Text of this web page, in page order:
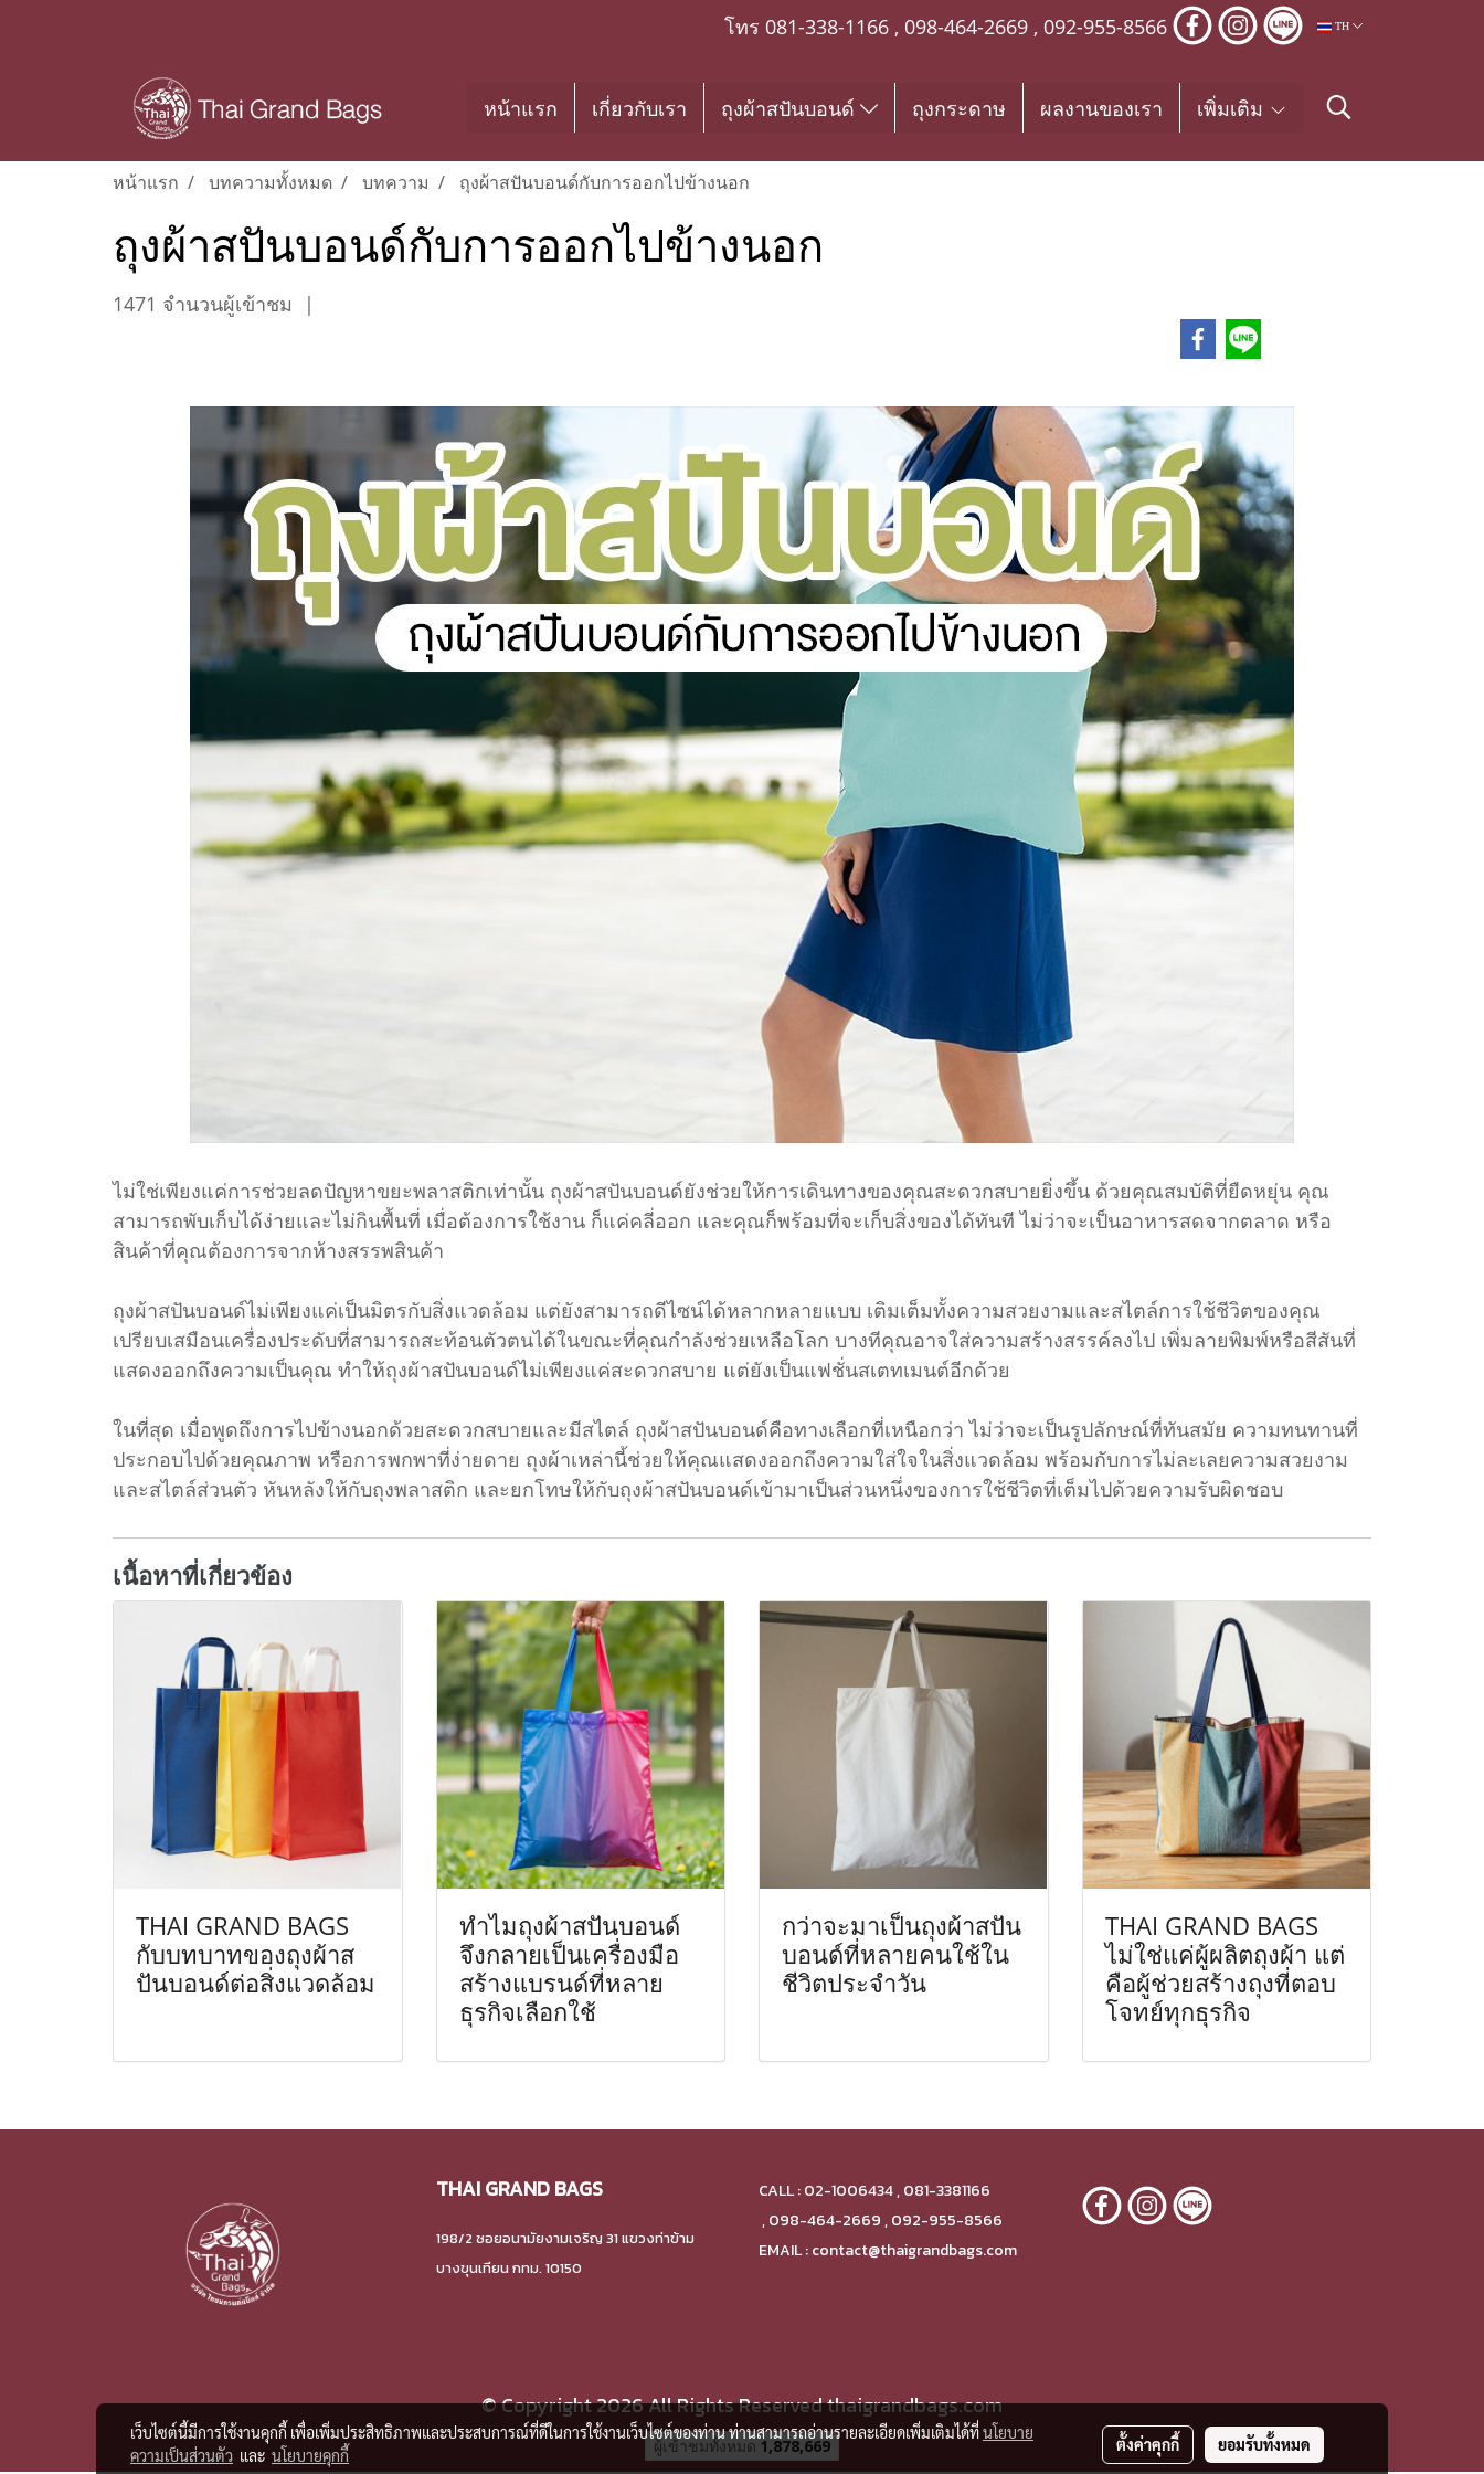
โทร 081-338-1166, 098-464-2669, 092-955-8566 TH
หน้าแรก เกี่ยวกับเรา ถุงผ้าสปันบอนด์ ถุงกระดาษ ผลงานของเรา เพิ่มเติม
หน้าแรก บทความทั้งหมด บทความ ถุงผ้าสปันบอนด์กับการออกไปข้างนอก
ถุงผ้าสปันบอนด์กับการออกไปข้างนอก
1471 จำนวนผู้เข้าชม |
ไม่ใช่เพียงแค่การช่วยลดปัญหาขยะพลาสติกเท่านั้น ถุงผ้าสปันบอนด์ยังช่วยให้การเดินทางของคุณสะดวกสบายยิ่งขึ้น ด้วยคุณสมบัติที่ยืดหยุ่น คุณ
สามารถพับเก็บได้ง่ายและไม่กินพื้นที่ เมื่อต้องการใช้งาน ก็แค่คลี่ออก และคุณก็พร้อมที่จะเก็บสิ่งของได้ทันที ไม่ว่าจะเป็นอาหารสดจากตลาด หรือ
สินค้าที่คุณต้องการจากห้างสรรพสินค้า
ถุงผ้าสปันบอนด์ไม่เพียงแค่เป็นมิตรกับสิ่งแวดล้อม แต่ยังสามารถดีไซน์ได้หลากหลายแบบ เติมเต็มทั้งความสวยงามและสไตล์การใช้ชีวิตของคุณ
เปรียบเสมือนเครื่องประดับที่สามารถสะท้อนตัวตนได้ในขณะที่คุณกำลังช่วยเหลือโลก บางทีคุณอาจใส่ความสร้างสรรค์ลงไป เพิ่มลายพิมพ์หรือสีสันที่
แสดงออกถึงความเป็นคุณ ทำให้ถุงผ้าสปันบอนด์ไม่เพียงแค่สะดวกสบาย แต่ยังเป็นแฟชั่นสเตทเมนต์อีกด้วย
ในที่สุด เมื่อพูดถึงการไปข้างนอกด้วยสะดวกสบายและมีสไตล์ ถุงผ้าสปันบอนด์คือทางเลือกที่เหนือกว่า ไม่ว่าจะเป็นรูปลักษณ์ที่ทันสมัย ความทนทานที่
ประกอบไปด้วยคุณภาพ หรือการพกพาที่ง่ายดาย ถุงผ้าเหล่านี้ช่วยให้คุณแสดงออกถึงความใส่ใจในสิ่งแวดล้อม พร้อมกับการไม่ละเลยความสวยงาม
และสไตล์ส่วนตัว หันหลังให้กับถุงพลาสติก และยกโทษให้กับถุงผ้าสปันบอนด์เข้ามาเป็นส่วนหนึ่งของการใช้ชีวิตที่เต็มไปด้วยความรับผิดชอบ
เนื้อหาที่เกี่ยวข้อง
THAI GRAND BAGS
กับบทบาทของถุงผ้าส
ปันบอนด์ต่อสิ่งแวดล้อม
ทำไมถุงผ้าสปันบอนด์
จึงกลายเป็นเครื่องมือ
สร้างแบรนด์ที่หลาย
ธุรกิจเลือกใช้
กว่าจะมาเป็นถุงผ้าสปัน
บอนด์ที่หลายคนใช้ใน
ชีวิตประจำวัน
THAI GRAND BAGS
ไม่ใช่แค่ผู้ผลิตถุงผ้า แต่
คือผู้ช่วยสร้างถุงที่ตอบ
โจทย์ทุกธุรกิจ
THAI GRAND BAGS
198/2 ซอยอนามัยงามเจริญ 31 แขวงท่าข้าม
บางขุนเทียน กทม. 10150
CALL : 02-1006434 , 081-3381166
,098-464-2669 , 092-955-8566
EMAIL : contact@thaigrandbags.com
© Copyright 2026 All Rights Reserved thaigrandbags.com
ผู้เข้าชมวันนี้ 1
เว็บไซต์นี้มีการใช้งานคุกกี้ เพื่อเพิ่มประสิทธิภาพและประสบการณ์ที่ดีในการใช้งานเว็บไซต์ของท่าน ท่านสามารถอ่านรายละเอียดเพิ่มเติมได้ที่นโยบาย
ความเป็นส่วนตัว และ นโยบายคุกกี้
ตั้งค่าคุกกี้ ยอมรับทั้งหมด